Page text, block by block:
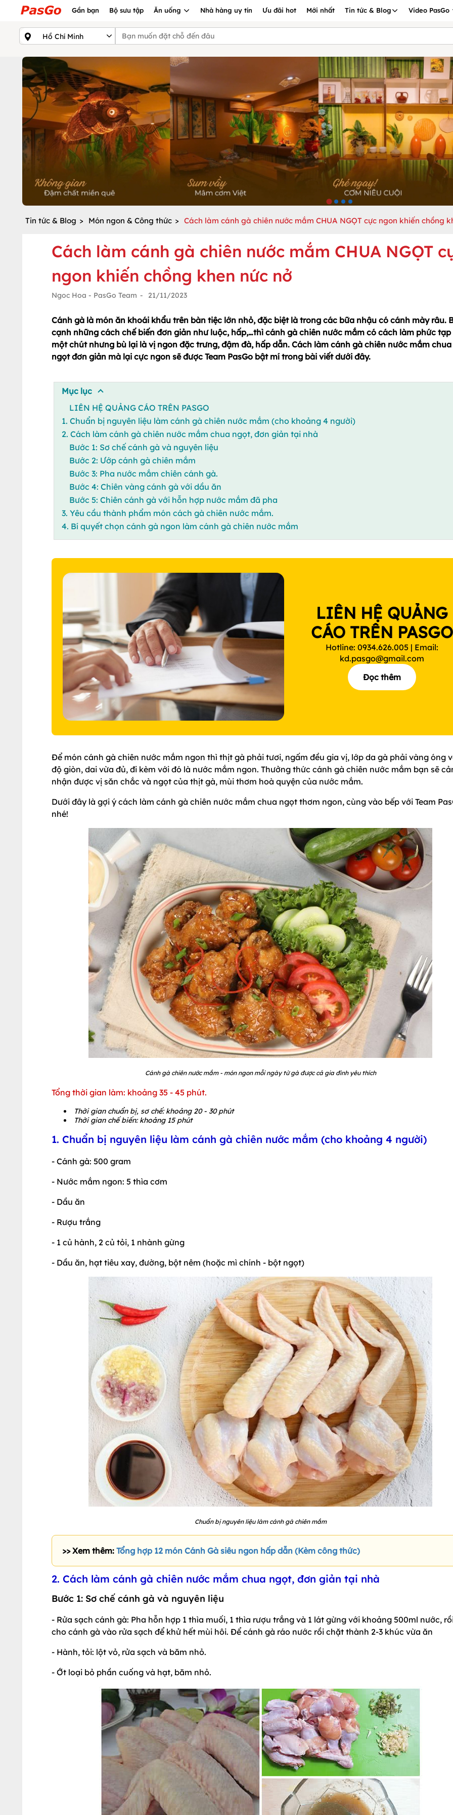
Gần bạn Bộ sưu tập Ăn uống Nhà hàng uy tín Ưu đãi hot Mới nhất Tin tức & Blog Video PasGo
Tin tức & Blog > Món ngon & Công thức > Cách làm cánh gà chiên nước mắm CHUA NGỌT cực ngon khiến chồng
Cách làm cánh gà chiên nước mắm CHUA NGỌT
ngon khiến chồng khen nức nở
Ngoc Hoa - PasGo Team - 21/11/2023
Cánh gà là món ăn khoái khẩu trên bàn tiệc lớn nhỏ, đặc biệt là trong các bữa nhậu có cánh mày râu.
cạnh những cách chế biến đơn giản như luộc, hấp,…thì cánh gà chiên nước mắm có cách làm phức tạp
một chút nhưng bù lại là vị ngon đặc trưng, đậm đà, hấp dẫn. Cách làm cánh gà chiên nước mắm chua
ngọt đơn giản mà lại cực ngon sẽ được Team PasGo bật mí trong bài viết dưới đây.
Mục lục
LIÊN HỆ QUẢNG CÁO TRÊN PASGO
1. Chuẩn bị nguyên liệu làm cánh gà chiên nước mắm (cho khoảng 4 người)
2. Cách làm cánh gà chiên nước mắm chua ngọt, đơn giản tại nhà
Bước 1: Sơ chế cánh gà và nguyên liệu
Bước 2: Ướp cánh gà chiên mắm
Bước 3: Pha nước mắm chiên cánh gà.
Bước 4: Chiên vàng cánh gà với dầu ăn
Bước 5: Chiên cánh gà với hỗn hợp nước mắm đã pha
3. Yêu cầu thành phẩm món cách gà chiên nước mắm.
4. Bí quyết chọn cánh gà ngon làm cánh gà chiên nước mắm
LIÊN HỆ QUẢNG
CÁO TRÊN PASGO
Hotline: 0934.626.005 | Email:
kd.pasgo@gmail.com
Đọc thêm
Để món cánh gà chiên nước mắm ngon thì thịt gà phải tươi, ngấm đều gia vị, lớp da gà phải vàng óng
độ giòn, dai vừa đủ, đi kèm với đó là nước mắm ngon. Thưởng thức cánh gà chiên nước mắm bạn sẽ
nhận được vị săn chắc và ngọt của thịt gà, mùi thơm hoà quyện của nước mắm.
Dưới đây là gợi ý cách làm cánh gà chiên nước mắm chua ngọt thơm ngon, cùng vào bếp với Team
nhé!
Cánh gà chiên nước mắm - món ngon mỗi ngày từ gà được cả gia đình yêu thích
Tổng thời gian làm: khoảng 35 - 45 phút.
Thời gian chuẩn bị, sơ chế: khoảng 20 - 30 phút
Thời gian chế biến: khoảng 15 phút
1. Chuẩn bị nguyên liệu làm cánh gà chiên nước mắm (cho khoảng 4 người)
- Cánh gà: 500 gram
- Nước mắm ngon: 5 thìa cơm
- Dầu ăn
- Rượu trắng
- 1 củ hành, 2 củ tỏi, 1 nhành gừng
- Dầu ăn, hạt tiêu xay, đường, bột nêm (hoặc mì chính - bột ngọt)
Chuẩn bị nguyên liệu làm cánh gà chiên mắm
>> Xem thêm: Tổng hợp 12 món Cánh Gà siêu ngon hấp dẫn (Kèm công thức)
2. Cách làm cánh gà chiên nước mắm chua ngọt, đơn giản tại nhà
Bước 1: Sơ chế cánh gà và nguyên liệu
- Rửa sạch cánh gà: Pha hỗn hợp 1 thìa muối, 1 thìa rượu trắng và 1 lát gừng với khoảng 500ml nước,
cho cánh gà vào rửa sạch để khử hết mùi hôi. Để cánh gà ráo nước rồi chặt thành 2-3 khúc vừa ăn
- Hành, tỏi: lột vỏ, rửa sạch và băm nhỏ.
- Ớt loại bỏ phần cuống và hạt, băm nhỏ.